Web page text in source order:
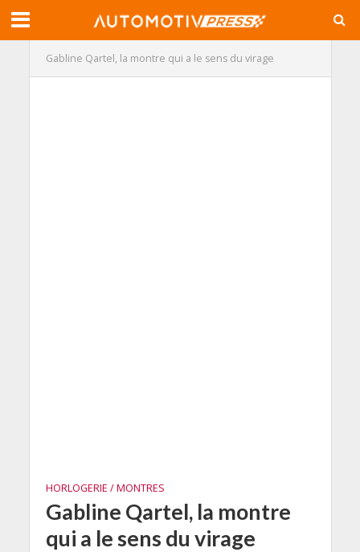
Gabline Qartel, la montre qui a le sens du virage
HORLOGERIE / MONTRES
Gabline Qartel, la montre
qui a le sens du virage